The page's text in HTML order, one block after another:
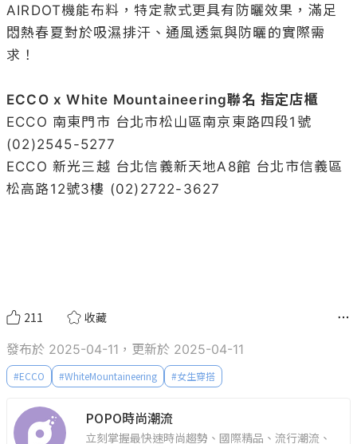
AIRDOT機能布料，特定款式更具有防曬效果，滿足
悶熱春夏對於吸濕排汗、通風透氣與防曬的實際需
求！
ECCO x White Mountaineering聯名 指定店櫃
ECCO 南東門市 台北市松山區南京東路四段1號
(02)2545-5277
ECCO 新光三越 台北信義新天地A8館 台北市信義區
松高路12號3樓 (02)2722-3627
211 收藏
發布於 2025-04-11，更新於 2025-04-11
#ECCO #WhiteMountaineering #女生穿搭
POPO時尚潮流
立刻掌握最快速時尚趨勢、國際精品、流行潮流、